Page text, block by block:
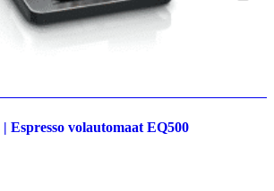
Espresso volautomaat EQ500